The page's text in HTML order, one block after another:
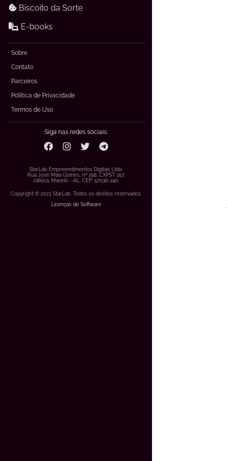
Biscoito da Sorte
E-books
Sobre
Contato
Parceiros
Política de Privacidade
Termos de Uso
Siga nas redes sociais:
StarLab Empreendimentos Digitais Ltda.
Rua José Maia Gomes, nº 258, CXPST 257.
Jatiúca, Maceió - AL, CEP: 57036-240.
Copyright © 2023 StarLab. Todos os direitos reservados.
Licenças de Software